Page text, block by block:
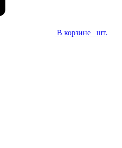
В корзине шт.